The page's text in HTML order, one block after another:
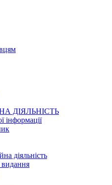
ДІЯЛЬНІСТЬ
інформації
діяльність
видання